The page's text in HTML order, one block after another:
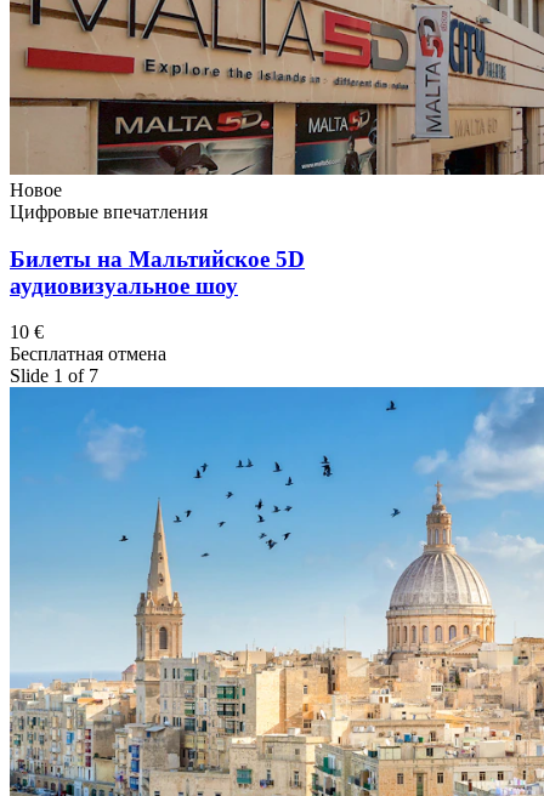
Новое
Цифровые впечатления
Билеты на Мальтийское 5D
аудиовизуальное шоу
10 €
Бесплатная отмена
Slide 1 of 7